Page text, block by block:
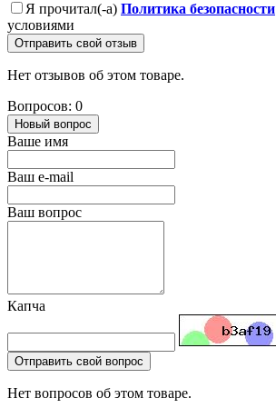
Я прочитал(-а) Политика безопасности
условиями
Отправить свой отзыв
Нет отзывов об этом товаре.
Вопросов: 0
Новый вопрос
Ваше имя
Ваш e-mail
Ваш вопрос
Капча
Отправить свой вопрос
Нет вопросов об этом товаре.